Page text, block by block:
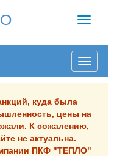
Toggle
куда была
цены на
К сожалению,
не актуальна.
ПКФ "ТЕПЛО"